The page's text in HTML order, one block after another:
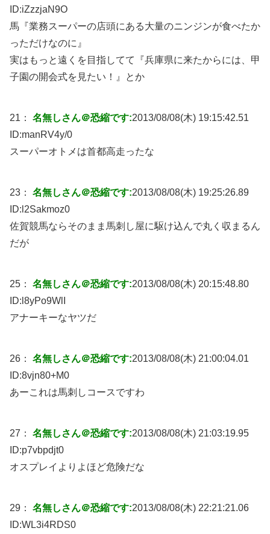
ID:iZzzjaN9O
馬『業務スーパーの店頭にある大量のニンジンが食べたか
っただけなのに』
実はもっと遠くを目指してて『兵庫県に来たからには、甲
子園の開会式を見たい！』とか
21： 名無しさん＠恐縮です:2013/08/08(木) 19:15:42.51
ID:manRV4y/0
スーパーオトメは首都高走ったな
23： 名無しさん＠恐縮です:2013/08/08(木) 19:25:26.89
ID: l2Sakmoz0
佐賀競馬ならそのまま馬刺し屋に駆け込んで丸く収まるん
だが
25： 名無しさん＠恐縮です:2013/08/08(木) 20:15:48.80
ID: l8yPo9WlI
アナーキーなヤツだ
26： 名無しさん＠恐縮です:2013/08/08(木) 21:00:04.01
ID:8vjn80+M0
あーこれは馬刺しコースですわ
27： 名無しさん＠恐縮です:2013/08/08(木) 21:03:19.95
ID:p7vbpdjt0
オスプレイよりよほど危険だな
29： 名無しさん＠恐縮です:2013/08/08(木) 22:21:21.06
ID:WL3i4RDS0